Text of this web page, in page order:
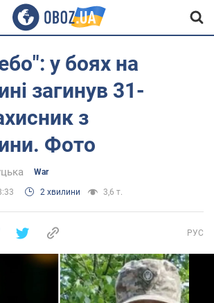
у боях на
загинув 31-
з
Фото
War
2 хвилини 3,6 т.
РУС